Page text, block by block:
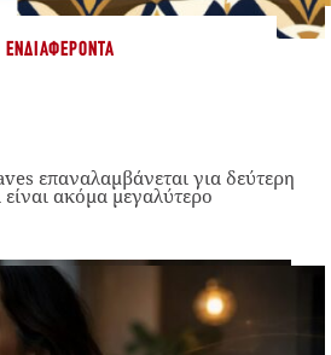
ΕΝΔΙΑΦΈΡΟΝΤΑ
επαναλαμβάνεται για δεύτερη
είναι ακόμα μεγαλύτερο